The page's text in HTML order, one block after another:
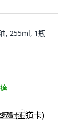
, 255ml, 1瓶
道卡)